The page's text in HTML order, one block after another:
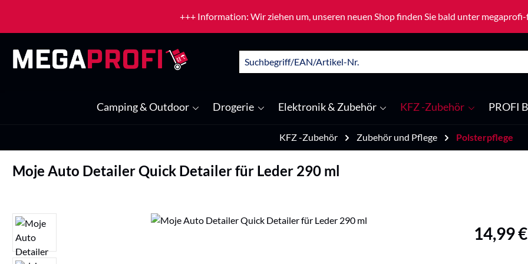
+++ Information: Wir ziehen um, unseren neuen Shop finden Sie bald unter
Camping & Outdoor Drogerie Elektronik & Zubehör KFZ -Zubehör PROFI
KFZ -Zubehör Zubehör und Pflege Polsterpflege
Moje Auto Detailer Quick Detailer für Leder 290 ml
Bildergalerie überspringen
Regulärer
14,99 €